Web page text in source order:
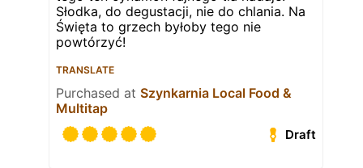
Słodka, do degustacji, nie do chlania. Na
Święta to grzech byłoby tego nie
powtórzyć!
TRANSLATE
Purchased at Szynkarnia Local Food &
Multitap
Draft